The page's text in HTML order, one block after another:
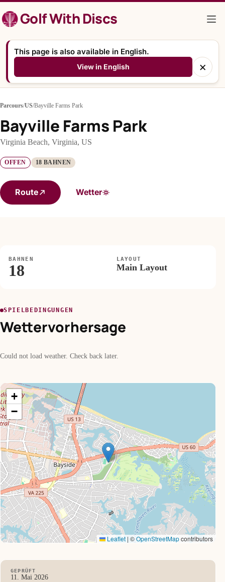
Inhalt
springenGolf With Discs
This page is also available in English.
View in English ×
Parcours/US/Bayville Farms Park
Bayville Farms Park
Virginia Beach, Virginia, US
OFFEN 18 BAHNEN
Route Wetter
BAHNEN
18
LAYOUT
Main Layout
SPIELBEDINGUNGEN
Wettervorhersage
Could not load weather. Check back later.
+
−
Leaflet | ©OpenStreetMapcontributors
GEPRÜFT
11. Mai 2026